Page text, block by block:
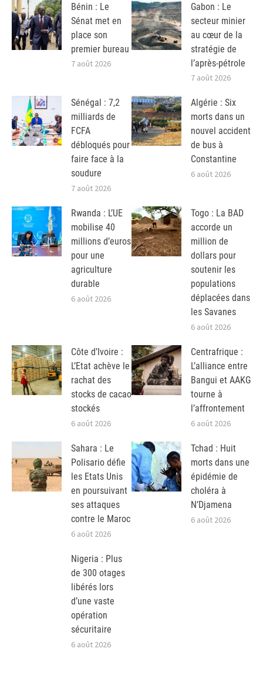
Bénin : Le
Sénat met en
place son
premier bureau
7 août 2026
Gabon : Le
secteur minier
au cœur de la
stratégie de
l’après-pétrole
7 août 2026
Sénégal : 7,2
milliards de
FCFA
débloqués pour
faire face à la
soudure
7 août 2026
Algérie : Six
morts dans un
nouvel accident
de bus à
Constantine
6 août 2026
Rwanda : L’UE
mobilise 40
millions d’euros
pour une
agriculture
durable
6 août 2026
Togo : La BAD
accorde un
million de
dollars pour
soutenir les
populations
déplacées dans
les Savanes
6 août 2026
Côte d’Ivoire :
L’Etat achève le
rachat des
stocks de cacao
stockés
6 août 2026
Centrafrique :
L’alliance entre
Bangui et AAKG
tourne à
l’affrontement
6 août 2026
Sahara : Le
Polisario défie
les Etats Unis
en poursuivant
ses attaques
contre le Maroc
6 août 2026
Tchad : Huit
morts dans une
épidémie de
choléra à
N’Djamena
6 août 2026
Nigeria : Plus
de 300 otages
libérés lors
d’une vaste
opération
sécuritaire
6 août 2026